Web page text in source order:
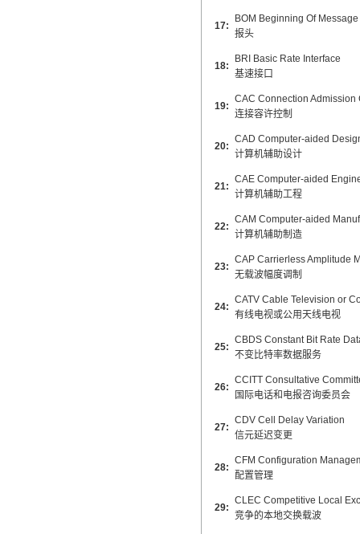
17:
BOM Beginning Of Message
报头
18:
BRI Basic Rate Interface
基速接口
19:
CAC Connection Admission
连接容许控制
20:
CAD Computer-aided
计算机辅助设计
21:
CAE Computer-aided
计算机辅助工程
22:
CAM Computer-aided
计算机辅助制造
23:
CAP Carrierless Amplitude
无载波幅度调制
24:
CATV Cable Television or
有线电视或公用天线电视
25:
CBDS Constant Bit Rate
不变比特率数据服务
26:
CCITT Consultative
国际电话和电报咨询委员会
27:
CDV Cell Delay Variation
信元延迟变更
28:
CFM Configuration
配置管理
29:
CLEC Competitive Local
竞争的本地交换载波